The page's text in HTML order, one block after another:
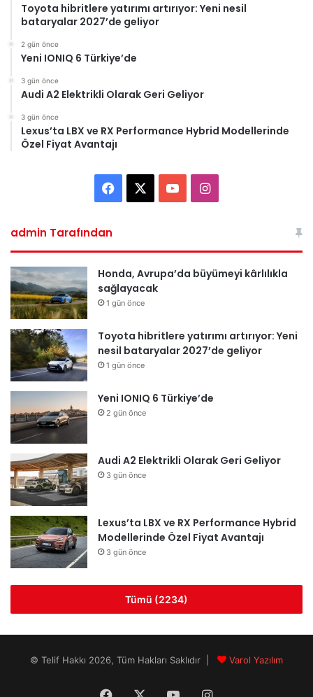
Toyota hibritlere yatırımı artırıyor: Yeni nesil
bataryalar 2027’de geliyor
2 gün önce
Yeni IONIQ 6 Türkiye’de
3 gün önce
Audi A2 Elektrikli Olarak Geri Geliyor
3 gün önce
Lexus’ta LBX ve RX Performance Hybrid Modellerinde
Özel Fiyat Avantajı
Facebook YouTubeInstagram
admin Tarafından
Honda, Avrupa’da büyümeyi kârlılıkla
sağlayacak
1 gün önce
Toyota hibritlere yatırımı artırıyor: Yeni
nesil bataryalar 2027’de geliyor
1 gün önce
Yeni IONIQ 6 Türkiye’de
2 gün önce
Audi A2 Elektrikli Olarak Geri Geliyor
3 gün önce
Lexus’ta LBX ve RX Performance Hybrid
Modellerinde Özel Fiyat Avantajı
3 gün önce
Tümü (2234)
© Telif Hakkı 2026, Tüm Hakları Saklıdır | Varol Yazılım
Facebook YouTubeInstagram